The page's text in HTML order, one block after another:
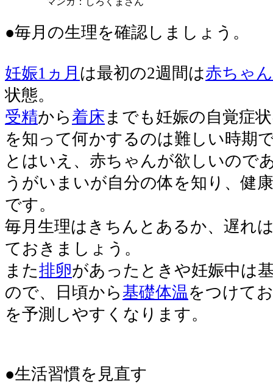
●毎月の生理を確認しましょう。
妊娠1ヵ月 は最初の2週間は赤ちゃ
状態。
受精から着床 までも妊娠の自覚症
を知って何かするのは難しい時期
とはいえ、赤ちゃんが欲しいので
うがいまいが自分の体を知り、健
です。
毎月生理はきちんとあるか、遅れ
ておきましょう。
また排卵があったときや妊娠中は
ので、日頃から 基礎体温 をつけて
を予測しやすくなります。
●生活習慣を見直す